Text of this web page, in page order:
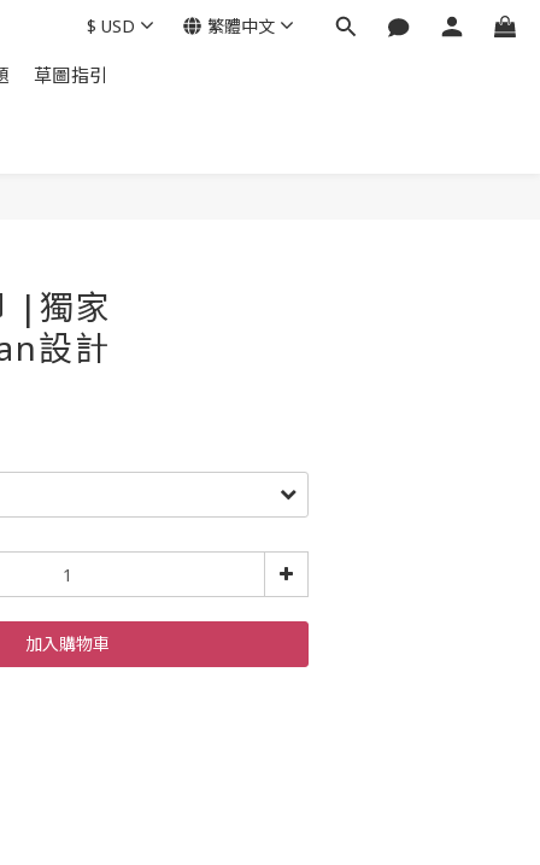
草圖指引
$ USD 繁體中文
|獨家
設計
加入購物車